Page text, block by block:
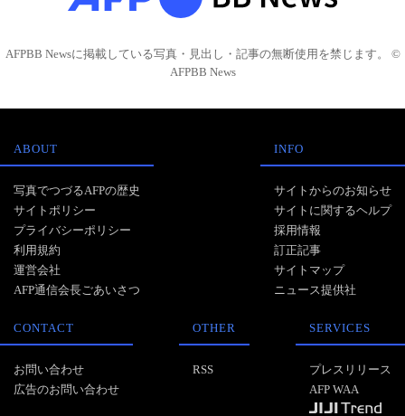
AFPBB Newsに掲載している写真・見出し・記事の無断使用を禁じます。 ©
AFPBB News
ABOUT
写真でつづるAFPの歴史
サイトポリシー
プライバシーポリシー
利用規約
運営会社
AFP通信会長ごあいさつ
INFO
サイトからのお知らせ
サイトに関するヘルプ
採用情報
訂正記事
サイトマップ
ニュース提供社
CONTACT
お問い合わせ
広告のお問い合わせ
OTHER
RSS
SERVICES
プレスリリース
AFP WAA